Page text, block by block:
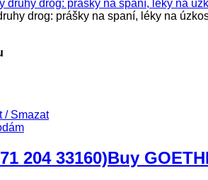
drog: prášky na spaní, léky na
/ Smazat
204 33160)Buy